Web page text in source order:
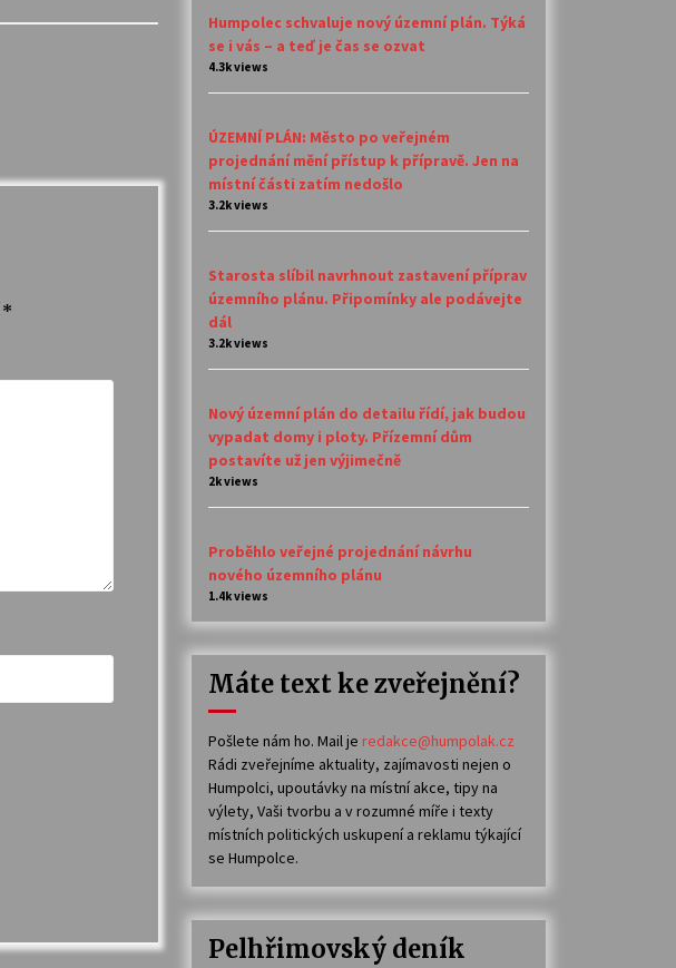
*
Humpolec schvaluje nový územní plán. Týká
se i vás – a teď je čas se ozvat
4.3k views
ÚZEMNÍ PLÁN: Město po veřejném
projednání mění přístup k přípravě. Jen na
místní části zatím nedošlo
3.2k views
Starosta slíbil navrhnout zastavení příprav
územního plánu. Připomínky ale podávejte
dál
3.2k views
Nový územní plán do detailu řídí, jak budou
vypadat domy i ploty. Přízemní dům
postavíte už jen výjimečně
2k views
Proběhlo veřejné projednání návrhu
nového územního plánu
1.4k views
Máte text ke zveřejnění?
Pošlete nám ho. Mail je redakce@humpolak.cz
Rádi zveřejníme aktuality, zajímavosti nejen o
Humpolci, upoutávky na místní akce, tipy na
výlety, Vaši tvorbu a v rozumné míře i texty
místních politických uskupení a reklamu týkající
se Humpolce.
Pelhřimovský deník